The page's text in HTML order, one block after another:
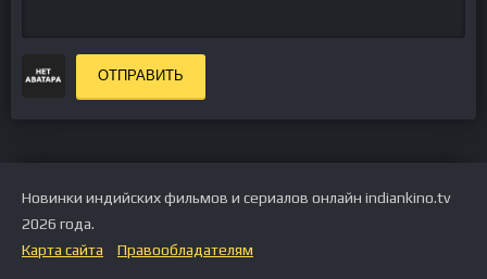
ОТПРАВИТЬ
Новинки индийских фильмов и сериалов онлайн indiankino.tv
2026 года.
Карта сайта
Правообладателям